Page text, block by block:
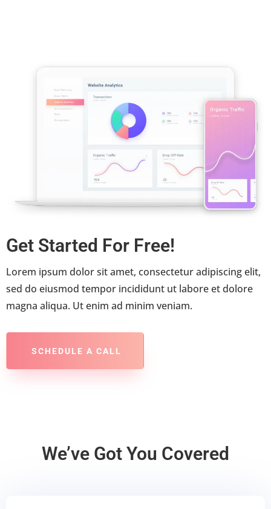
Get Started For Free!
Lorem ipsum dolor sit amet, consectetur adipiscing elit,
sed do eiusmod tempor incididunt ut labore et dolore
magna aliqua. Ut enim ad minim veniam.
SCHEDULE A CALL
We’ve Got You Covered